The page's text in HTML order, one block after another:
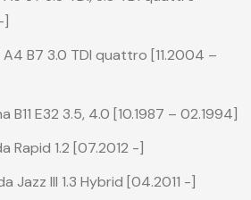
]
B7 3.0 TDI quattro [11.2004 –
E32 3.5, 4.0 [10.1987 – 02.1994]
Rapid 1.2 [07.2012 -]
Jazz III 1.3 Hybrid [04.2011 -]